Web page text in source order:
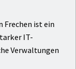
Frechen ist ein
IT-
Verwaltungen